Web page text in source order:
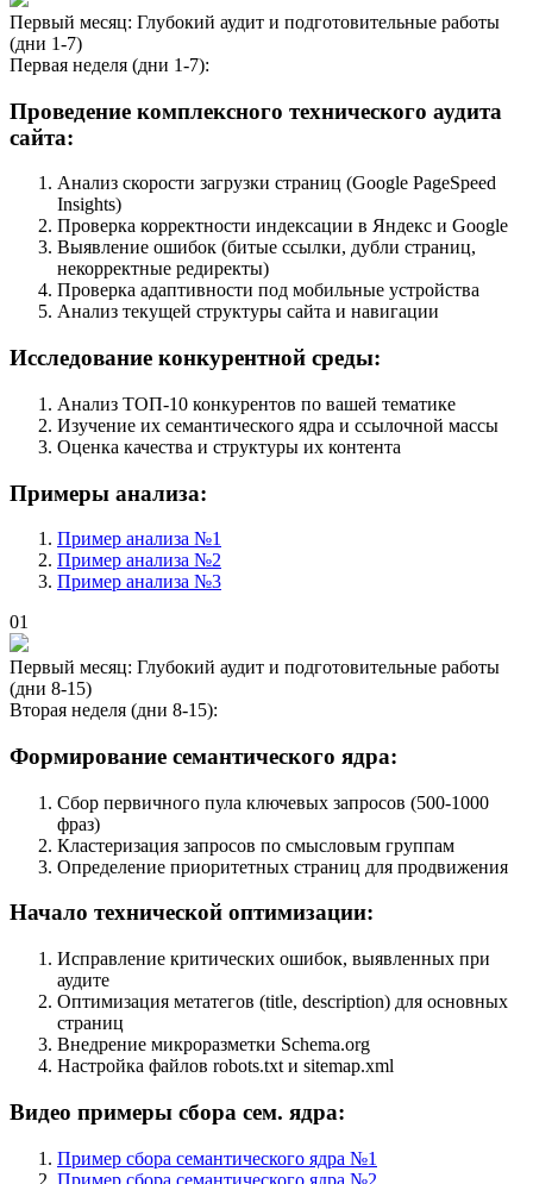
Первый месяц: Глубокий аудит и подготовительные работы
(дни 1-7)
Первая неделя (дни 1-7):
Проведение комплексного технического аудита
сайта:
Анализ скорости загрузки страниц (Google PageSpeed
Insights)
Проверка корректности индексации в Яндекс и Google
Выявление ошибок (битые ссылки, дубли страниц,
некорректные редиректы)
Проверка адаптивности под мобильные устройства
Анализ текущей структуры сайта и навигации
Исследование конкурентной среды:
Анализ ТОП-10 конкурентов по вашей тематике
Изучение их семантического ядра и ссылочной массы
Оценка качества и структуры их контента
Примеры анализа:
Пример анализа №1
Пример анализа №2
Пример анализа №3
01
Первый месяц: Глубокий аудит и подготовительные работы
(дни 8-15)
Вторая неделя (дни 8-15):
Формирование семантического ядра:
Сбор первичного пула ключевых запросов (500-1000
фраз)
Кластеризация запросов по смысловым группам
Определение приоритетных страниц для продвижения
Начало технической оптимизации:
Исправление критических ошибок, выявленных при
аудите
Оптимизация метатегов (title, description) для основных
страниц
Внедрение микроразметки Schema.org
Настройка файлов robots.txt и sitemap.xml
Видео примеры сбора сем. ядра:
Пример сбора семантического ядра №1
Пример сбора семантического ядра №2